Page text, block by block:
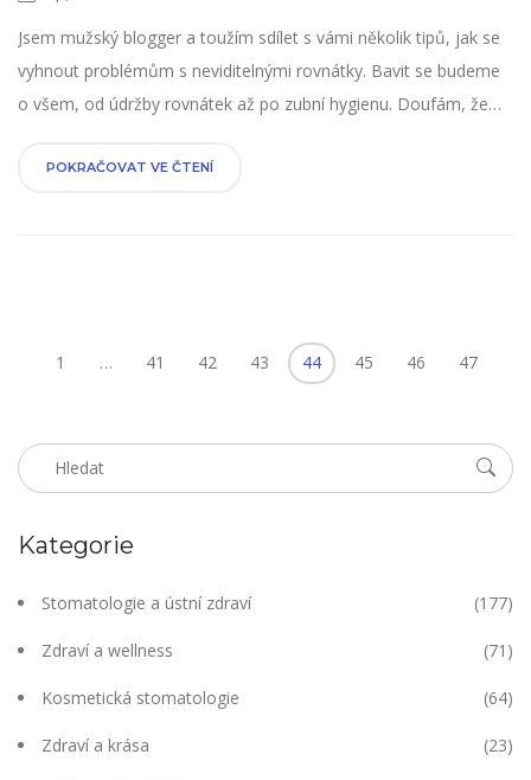
Jsem mužský blogger a toužím sdílet s vámi několik tipů, jak se
vyhnout problémům s neviditelnými rovnátky. Bavit se budeme
o všem, od údržby rovnátek až po zubní hygienu. Doufám, že
rovnému úsměvu bez stresu.
POKRAČOVAT VE ČTENÍ
1 … 41 42 43 44 45 46 47
Kategorie
Stomatologie a ústní zdraví (177)
Zdraví a wellness (71)
Kosmetická stomatologie (64)
Zdraví a krása (23)